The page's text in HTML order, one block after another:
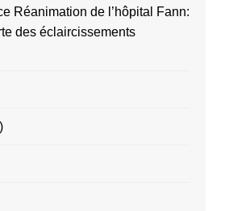
Réanimation de l’hôpital Fann:
des éclaircissements